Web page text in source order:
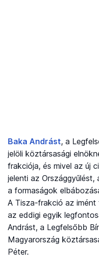
Baka Andrást, a
jelöli köztársasági
frakciója, és mivel az új
jelenti az Országgyűlést,
a formaságok
A Tisza-frakció az
az eddigi egyik
Andrást, a Legfelsőbb
Magyarország
Péter.